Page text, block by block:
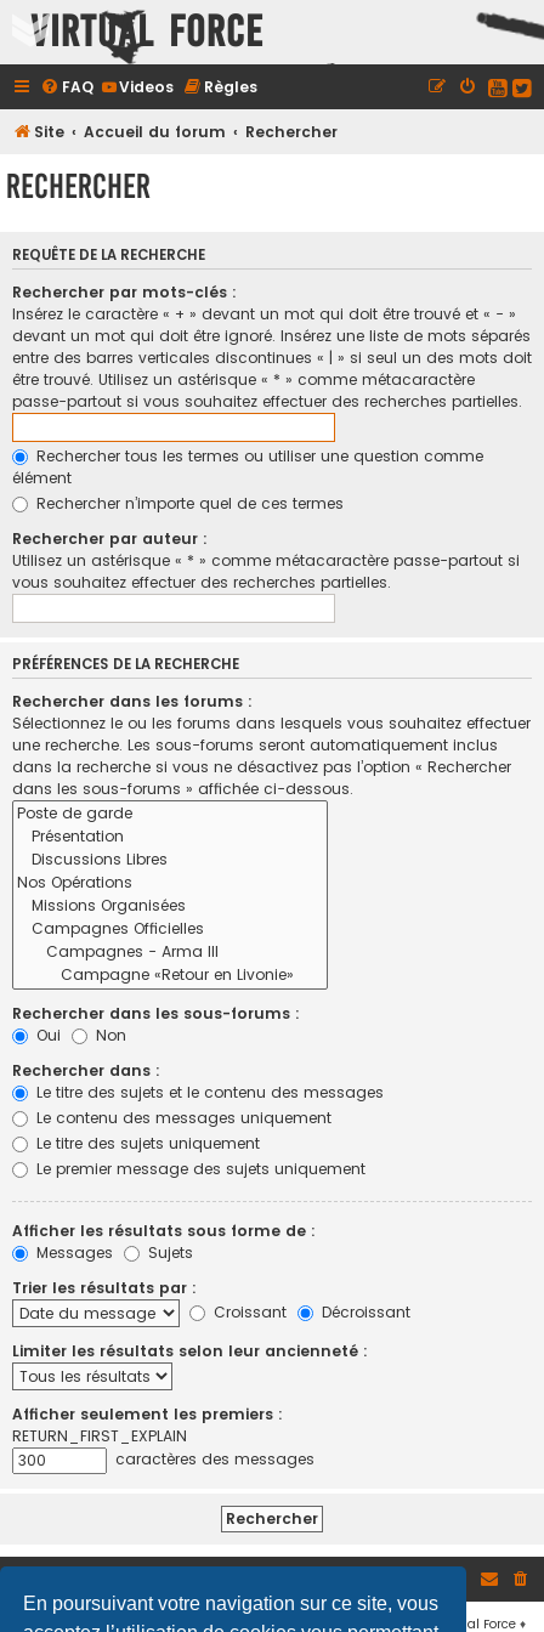
En poursuivant votre navigation sur ce site, vous
Virtual Force
FAQ Videos Règles
Site Accueil du forum Rechercher
Rechercher
REQUÊTE DE LA RECHERCHE
Rechercher par mots-clés :
Insérez le caractère « + » devant un mot qui doit être trouvé et « - »
devant un mot qui doit être ignoré. Insérez une liste de mots séparés
entre des barres verticales discontinues « | » si seul un des mots doit
être trouvé. Utilisez un astérisque « * » comme métacaractère
passe-partout si vous souhaitez effectuer des recherches partielles.
Rechercher tous les termes ou utiliser une question comme
élément
Rechercher n’importe quel de ces termes
Rechercher par auteur :
Utilisez un astérisque « * » comme métacaractère passe-partout si
vous souhaitez effectuer des recherches partielles.
PRÉFÉRENCES DE LA RECHERCHE
Rechercher dans les forums :
Sélectionnez le ou les forums dans lesquels vous souhaitez effectuer
une recherche. Les sous-forums seront automatiquement inclus
dans la recherche si vous ne désactivez pas l’option « Rechercher
dans les sous-forums » affichée ci-dessous.
Rechercher dans les sous-forums :
Oui
Non
Rechercher dans :
Le titre des sujets et le contenu des messages
Le contenu des messages uniquement
Le titre des sujets uniquement
Le premier message des sujets uniquement
Afficher les résultats sous forme de :
Messages
Sujets
Trier les résultats par :
Croissant
Décroissant
Limiter les résultats selon leur ancienneté :
Afficher seulement les premiers :
RETURN_FIRST_EXPLAIN
caractères des messages
Développé par phpBB® Forum Software © phpBB Limited♦ © 2019Virtual Force ♦